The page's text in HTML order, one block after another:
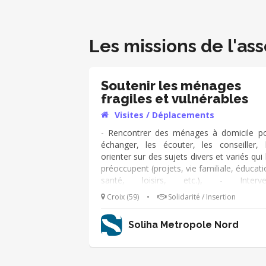
Les missions de
Soutenir les ménages
fragiles et vulnérables
Visites / Déplacements
- Rencontrer des ménages à domicile
échanger, les écouter, les conseiller,
orienter sur des sujets divers et variés qui
préoccupent (projets, vie familiale,
santé, loisirs, etc.), -
ponctuellement sur des thématiques
(aide aux démarches
recherche d’emploi, etc.,), - Participer à
veille pour l’ensemble des ménages via
campagnes d’appels téléphoniques.
Croix (59) • Solidarité / Insertion
Soliha Metropole Nord